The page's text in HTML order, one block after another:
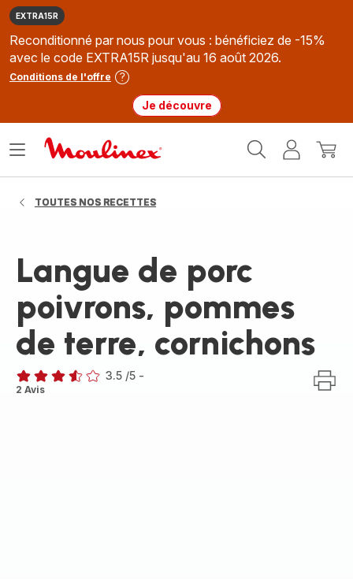
EXTRA15R
Reconditionné par nous pour vous : bénéficiez de -15%
avec le code EXTRA15R jusqu'au 16 août 2026.
Conditions de l'offre
Je découvre
MonMon
Ouvrir
TOUTES NOS RECETTES
Langue de porc
poivrons, pommes
de terre, cornichons
ratings.3.5
3.5 /5 -
2 Avis